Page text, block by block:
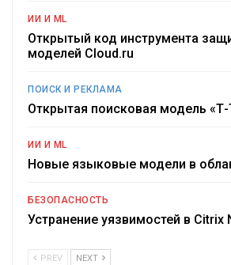
ИИ И ML
Открытый код инструмента
моделей Cloud.ru
ПОИСК И РЕКЛАМА
Открытая поисковая модель «Т-
ИИ И ML
Новые языковые модели в
БЕЗОПАСНОСТЬ
Устранение уязвимостей в Citrix
PREV NEXT